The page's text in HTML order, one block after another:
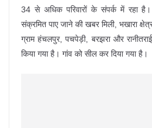
34 से अधिक परिवारों के संपर्क में रहा
संक्रमित पाए जाने की खबर मिली, भखारा
ग्राम हंचलपुर, पचपेड़ी, बरझरा और
किया गया है। गांव को सील कर दिया गया है।